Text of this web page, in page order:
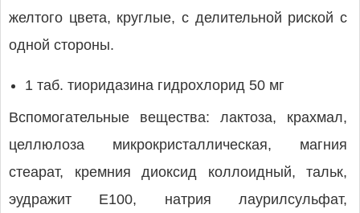
желтого цвета, круглые, с делительной риской с
одной стороны.
1 таб. тиоридазина гидрохлорид 50 мг
Вспомогательные вещества: лактоза, крахмал,
целлюлоза микрокристаллическая, магния
стеарат, кремния диоксид коллоидный, тальк,
эудражит Е100, натрия лаурилсульфат,